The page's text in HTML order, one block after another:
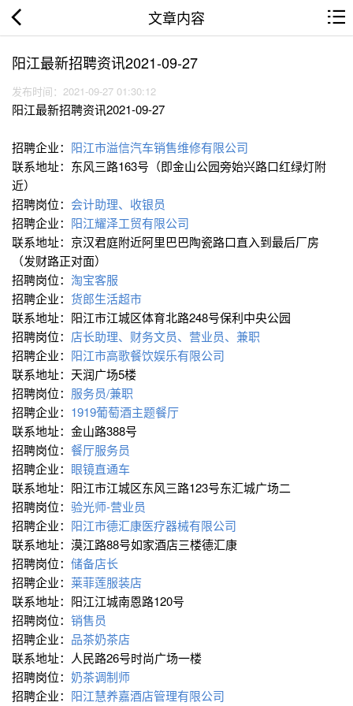
文章内容
阳江最新招聘资讯2021-09-27
发布时间：2021-09-27 01:30:12
阳江最新招聘资讯2021-09-27
招聘企业： 阳江市溢信汽车销售维修有限公司
联系地址：东风三路163号（即金山公园旁始兴路口红绿灯附
近）
招聘岗位： 会计助理、收银员
招聘企业： 阳江耀泽工贸有限公司
联系地址：京汉君庭附近阿里巴巴陶瓷路口直入到最后厂房
（发财路正对面）
招聘岗位： 淘宝客服
招聘企业： 货郎生活超市
联系地址：阳江市江城区体育北路248号保利中央公园
招聘岗位： 店长助理、财务文员、营业员、兼职
招聘企业： 阳江市高歌餐饮娱乐有限公司
联系地址：天润广场5楼
招聘岗位： 服务员/兼职
招聘企业： 1919葡萄酒主题餐厅
联系地址：金山路388号
招聘岗位： 餐厅服务员
招聘企业： 眼镜直通车
联系地址：阳江市江城区东风三路123号东汇城广场二
招聘岗位： 验光师-营业员
招聘企业： 阳江市德汇康医疗器械有限公司
联系地址：漠江路88号如家酒店三楼德汇康
招聘岗位： 储备店长
招聘企业： 莱菲莲服装店
联系地址：阳江江城南恩路120号
招聘岗位： 销售员
招聘企业： 品茶奶茶店
联系地址：人民路26号时尚广场一楼
招聘岗位： 奶茶调制师
招聘企业： 阳江慧养嘉酒店管理有限公司